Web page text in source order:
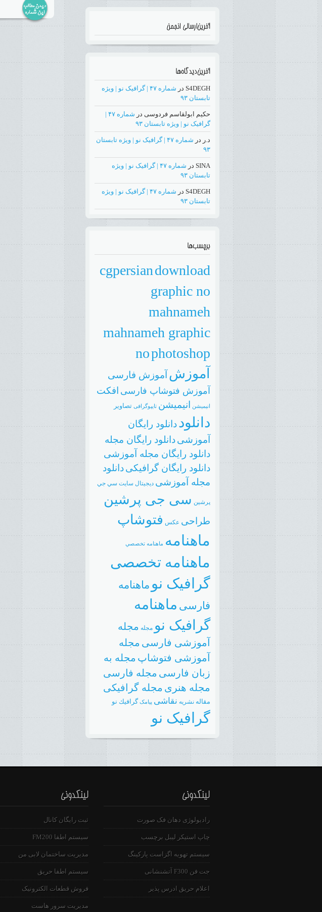
S4DEGH در
شماره ۴۷ | گرافیک نو | ویژه
تابستان ۹۳
حکیم ابولقاسم فردوسی در
شماره ۴۷ |
گرافیک نو | ویژه تابستان ۹۳
د.ر در
شماره ۴۷ | گرافیک نو | ویژه تابستان
۹۳
SINA در
شماره ۴۷ | گرافیک نو | ویژه
تابستان ۹۳
S4DEGH در
شماره ۴۷ | گرافیک نو | ویژه
تابستان ۹۳
cgpersiandownload
graphic no
mahnameh
mahnameh graphic
nophotoshop
آموزش آموزش فارسی
آموزش فتوشاپ فارسی افکت
انيميشن انیمیشن تایپوگرافی تصاویر
دانلوددانلود رایگان
آموزشیدانلود رایگان مجله
دانلود رایگان مجله آموزشی
دانلود رایگان گرافیکیدانلود
مجله آموزشی دیجیتال سایت سي جي
پرشين سی جی پرشین
طراحی عکس فتوشاپ
ماهنامه ماهنامه تخصصي
ماهنامه تخصصی
گرافیک نو ماهنامه
فارسی ماهنامه
گرافیک نو مجله مجله
آموزشی فارسی مجله
آموزشی فتوشاپ مجله به
زبان فارسی مجله فارسی
مجله هنری مجله گرافیکی
مقاله نشريه نقاشی پیامک گرافيك نو
گرافیک نو
ثبت رایگان کانال
سیستم اطفا FM200
مدیریت ساختمان لابی من
سیستم اطفا حریق
فروش قطعات الکترونیک
مدیریت سرور هاست
رادیولوژی دهان فک صورت
چاپ استیکر لیبل برچسب
سیستم تهویه اگزاست پارکینگ
جت فن F300 آتشنشانی
اعلام حریق ادرس پذیر